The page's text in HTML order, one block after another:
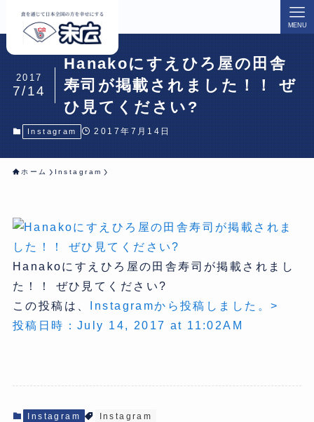
MENU
Hanakoにすえひろ屋の田舎
寿司が掲載されました！！ ぜ
ひ見てください?
2017
7/14
Instagram 2017年7月14日
ホーム Instagram
Hanakoにすえひろ屋の田舎寿司が掲載されまし
た！！ ぜひ見てください?
この投稿は、
Instagramから投稿しました。>
投稿日時：July 14, 2017 at 11:02AM
Instagram Instagram